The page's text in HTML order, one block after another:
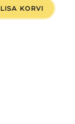
LISA KORVI